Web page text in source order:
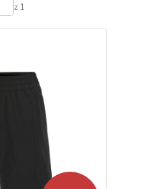
z 1